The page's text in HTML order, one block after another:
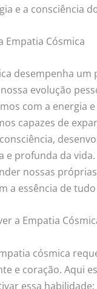
e a consciência
Empatia Cósmica
desempenha um
evolução
com a energia
capazes de
e profunda da
nossas
a essência de
a Empatia
cósmica
e coração. Aqui
essa habilidade: